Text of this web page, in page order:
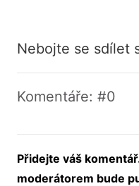
Nebojte se sdílet
Komentáře: #0
Přidejte váš
moderátorem bude